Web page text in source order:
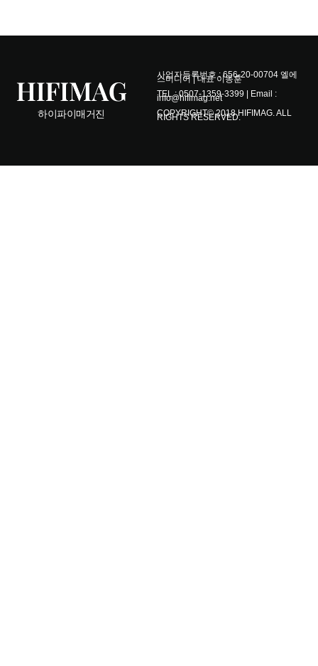
하이파이매거진
사업자등록번호 : 656-20-00704 엘에
스미디어 | 대표 이동훈
TEL : 0507-1359-3399 | Email :
info@hifimag.net
COPYRIGHT© 2018 HIFIMAG. ALL
RIGHTS RESERVED.